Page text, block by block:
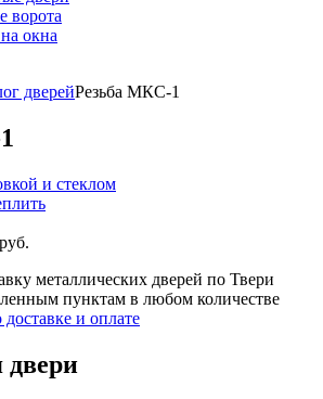
ворота
окна
дверейРезьба МКС-1
руб.
металлических дверей по Твери
пунктам в любом количестве
и оплате
двери